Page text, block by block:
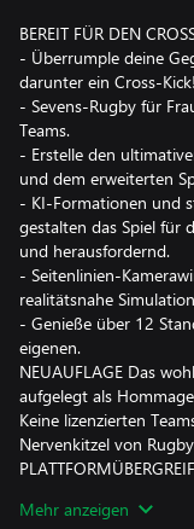
BEREIT FÜR DEN
- Überrumple deine
darunter ein Cross-Kick!
- Sevens-Rugby für
Teams.
- Erstelle den
und dem erweiterten
- KI-Formationen und
gestalten das Spiel für
und herausfordernd.
- Seitenlinien-
realitätsnahe
- Genieße über 12
eigenen.
NEUAUFLAGE Das
aufgelegt als
Keine lizenzierten
Nervenkitzel von
Plattformen hinweg!
Mehr anzeigen